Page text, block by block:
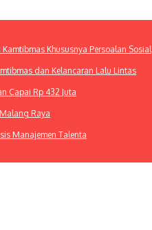
Khususnya Persoalan Sosial
dan Kelancaran Lalu Lintas
Capai Rp 432 Juta
Raya
Manajemen Talenta